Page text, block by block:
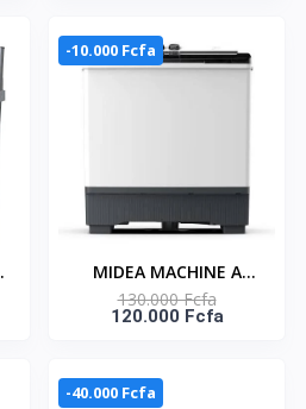
-10.000 Fcfa
MIDEA MACHINE A
LAVER 12KG TOP LOAD
- TWIN TUB-
130.000 Fcfa
120.000 Fcfa
-40.000 Fcfa